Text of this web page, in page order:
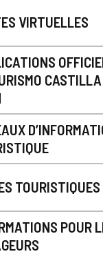
VIRTUELLES
TOURISTIQUES
POUR